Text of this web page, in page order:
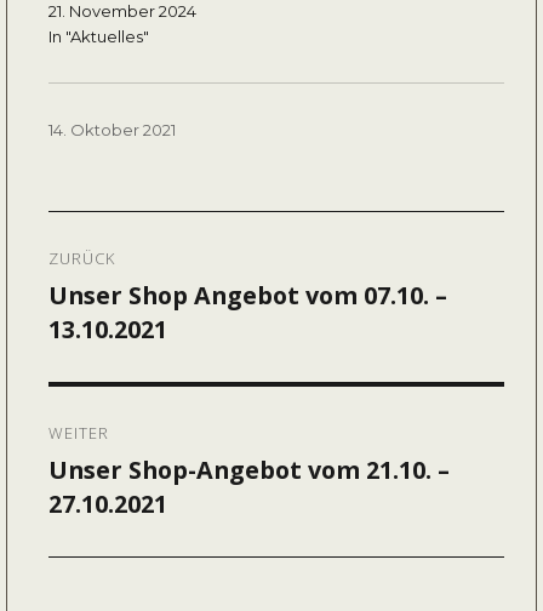
21. November 2024
In "Aktuelles"
Veröffentlicht
14. Oktober 2021
ZURÜCK
Vorheriger
Beitrag:
Unser Shop Angebot vom 07.10. –
13.10.2021
WEITER
Nächster
Beitrag:
Unser Shop-Angebot vom 21.10. –
27.10.2021